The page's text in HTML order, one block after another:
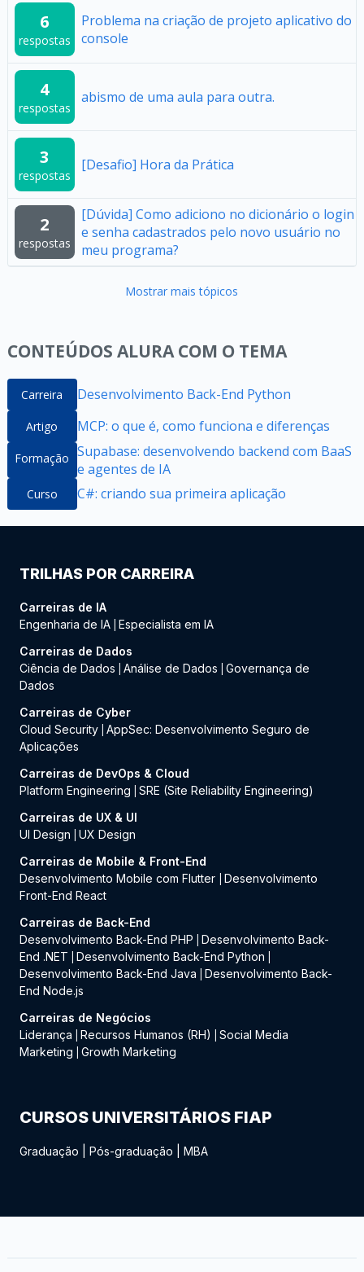
6
respostas
Problema na criação de projeto aplicativo do
console
4
respostas
abismo de uma aula para outra.
3
respostas
[Desafio] Hora da Prática
2
respostas
[Dúvida] Como adiciono no dicionário o login
e senha cadastrados pelo novo usuário no
meu programa?
Mostrar mais tópicos
CONTEÚDOS ALURA COM O TEMA
Carreira Desenvolvimento Back-End Python
Artigo MCP: o que é, como funciona e diferenças
Formação Supabase: desenvolvendo backend com BaaS
e agentes de IA
Curso C#: criando sua primeira aplicação
TRILHAS POR CARREIRA
Carreiras de IA
Engenharia de IA Especialista em IA
Carreiras de Dados
Ciência de Dados
Análise de Dados
Governança de
Dados
Carreiras de Cyber
Cloud Security AppSec: Desenvolvimento Seguro de
Aplicações
Carreiras de DevOps & Cloud
Platform Engineering
SRE (Site Reliability Engineering)
Carreiras de UX & UI
UI Design
UX Design
Carreiras de Mobile & Front-End
Desenvolvimento Mobile com Flutter
Desenvolvimento
Front-End React
Carreiras de Back-End
Desenvolvimento Back-End PHP
Desenvolvimento Back-
End .NET
Desenvolvimento Back-End Python
Desenvolvimento Back-End Java
Desenvolvimento Back-
End Node.js
Carreiras de Negócios
Liderança
Recursos Humanos (RH)
Social Media
Marketing
Growth Marketing
CURSOS UNIVERSITÁRIOS FIAP
Graduação Pós-graduação MBA